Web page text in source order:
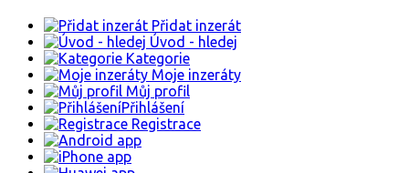
Přidat inzerát
Úvod - hledej
Kategorie
Moje inzeráty
Můj profil
Přihlášení
Registrace